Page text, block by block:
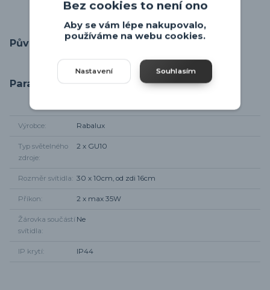
Původ zboží
Parametry
Výrobce Rabalux
Typ světelného
zdroje
2 x GU10
Rozměr svítidla 30 x 10cm, od zdi 16cm
Příkon 2 x max 35W
Žárovka součástí
svítidla
Ne
IP krytí IP44
Bez cookies to není ono
Aby se vám lépe nakupovalo,
používáme na webu cookies.
Nastavení Souhlasím